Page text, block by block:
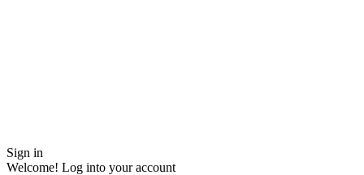
Sign in
Welcome! Log into your account